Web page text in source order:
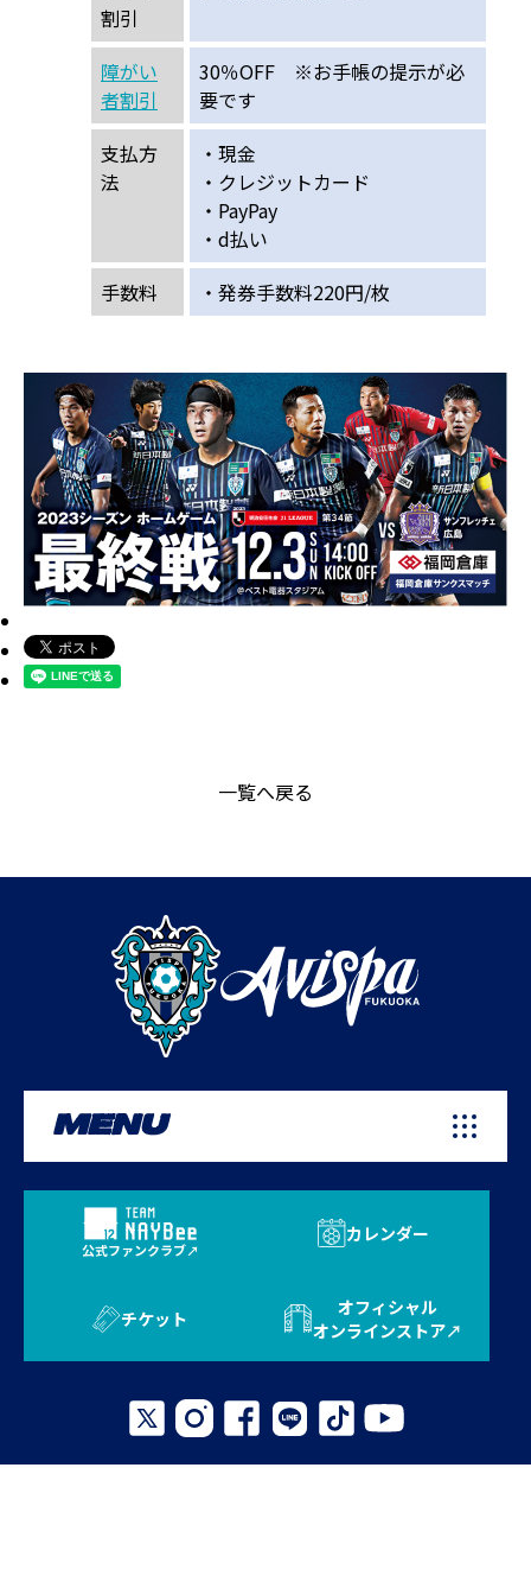
割引
障がい
者割引
30％OFF ※お手帳の提示が必
要です
支払方
法
・現金
・クレジットカード
・PayPay
・d払い
手数料
・発券手数料220円/枚
一覧へ戻る
MENU
公式ファンクラブ
カレンダー
チケット
オフィシャル
オンラインストア